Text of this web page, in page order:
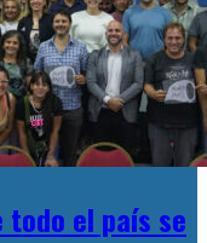
todo el país se